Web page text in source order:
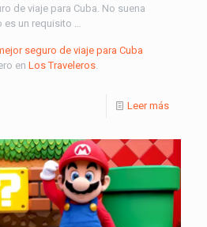
de viaje para Cuba. No suena
es un requisito …
seguro de viaje para Cuba
en Los Traveleros.
Leer más